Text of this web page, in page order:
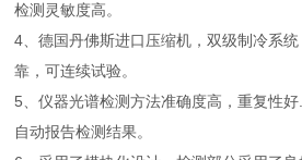
检测灵敏度高。
4、德国丹佛斯进口压缩机，双级制冷系
靠，可连续试验。
5、仪器光谱检测方法准确度高，重复性
自动报告检测结果。